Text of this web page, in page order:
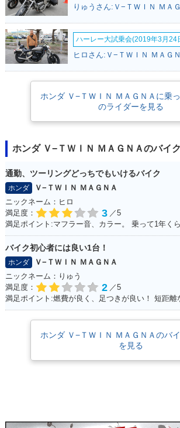
1995年 V-TWIN MA
GNA・カラーチェン
ジ
1994年 V-TWIN MA
GNA・新登場
りゅうさん:Ｖ−ＴＷＩＮ ＭＡ
ハーレー大試乗会(2019年3月24
ヒロさん:Ｖ−ＴＷＩＮ ＭＡＧ
ホンダ Ｖ−ＴＷＩＮ ＭＡＧＮＡに乗
のライダーを見る
ホンダ Ｖ−ＴＷＩＮ ＭＡＧＮＡのバイ
通勤、ツーリングどっちでもいけるバイク
ホンダ
Ｖ−ＴＷＩＮ ＭＡＧＮＡ
ニックネーム：ヒロ
満足度：
3 ／5
バイク初心者には良い1台！
ホンダ
Ｖ−ＴＷＩＮ ＭＡＧＮＡ
ニックネーム：りゅう
満足度：
2 ／5
ホンダ Ｖ−ＴＷＩＮ ＭＡＧＮＡのバ
を見る